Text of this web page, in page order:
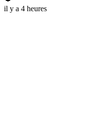
il y a 4 heures